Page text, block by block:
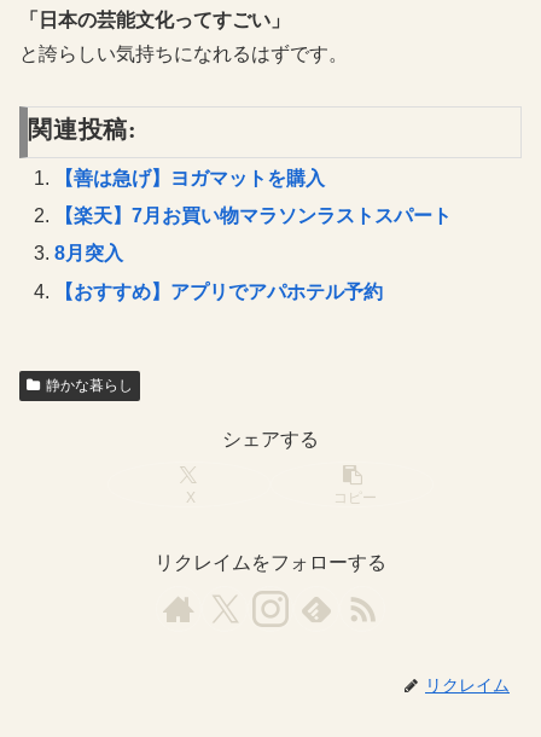
「日本の芸能文化ってすごい」
と誇らしい気持ちになれるはずです。
関連投稿:
【善は急げ】ヨガマットを購入
【楽天】7月お買い物マラソンラストスパート
8月突入
【おすすめ】アプリでアパホテル予約
静かな暮らし
シェアする
X コピー
リクレイムをフォローする
リクレイム